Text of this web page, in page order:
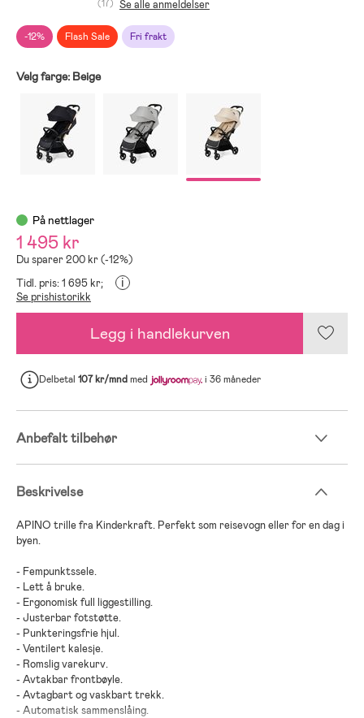
-12% Flash Sale Fri frakt
(17) Se alle anmeldelser
Velg farge: Beige
På nettlager
1 495 kr
Du sparer 200 kr (-12%)
Tidl. pris: 1 695 kr;
i
Se prishistorikk
Legg i handlekurven
Delbetal 107 kr/mndmed i 36 måneder
Anbefalt tilbehør
Beskrivelse
APINO trille fra Kinderkraft. Perfekt som reisevogn eller for en dag i
byen.
- Fempunktssele.
- Lett å bruke.
- Ergonomisk full liggestilling.
- Justerbar fotstøtte.
- Punkteringsfrie hjul.
- Ventilert kalesje.
- Romslig varekurv.
- Avtakbar frontbøyle.
- Avtagbart og vaskbart trekk.
- Automatisk sammenslåing.